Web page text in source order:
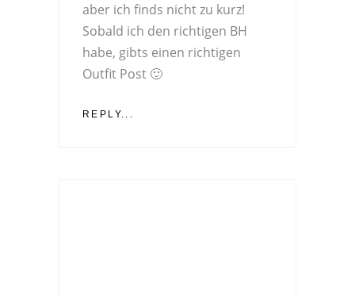
aber ich finds nicht zu kurz!
Sobald ich den richtigen BH
habe, gibts einen richtigen
Outfit Post 🙂
REPLY...